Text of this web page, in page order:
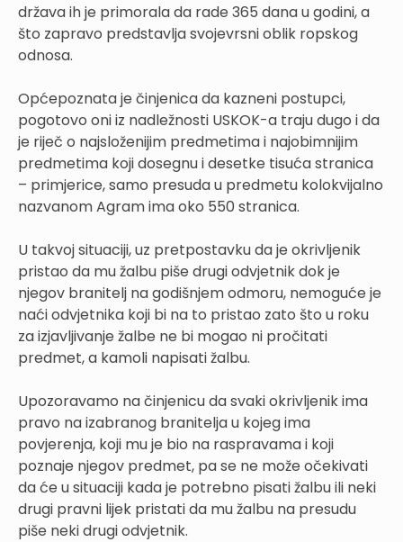
država ih je primorala da rade 365 dana u godini, a
što zapravo predstavlja svojevrsni oblik ropskog
odnosa.
Općepoznata je činjenica da kazneni postupci,
pogotovo oni iz nadležnosti USKOK-a traju dugo i da
je riječ o najsloženijim predmetima i najobimnijim
predmetima koji dosegnu i desetke tisuća stranica
– primjerice, samo presuda u predmetu kolokvijalno
nazvanom Agram ima oko 550 stranica.
U takvoj situaciji, uz pretpostavku da je okrivljenik
pristao da mu žalbu piše drugi odvjetnik dok je
njegov branitelj na godišnjem odmoru, nemoguće je
naći odvjetnika koji bi na to pristao zato što u roku
za izjavljivanje žalbe ne bi mogao ni pročitati
predmet, a kamoli napisati žalbu.
Upozoravamo na činjenicu da svaki okrivljenik ima
pravo na izabranog branitelja u kojeg ima
povjerenja, koji mu je bio na raspravama i koji
poznaje njegov predmet, pa se ne može očekivati
da će u situaciji kada je potrebno pisati žalbu ili neki
drugi pravni lijek pristati da mu žalbu na presudu
piše neki drugi odvjetnik.